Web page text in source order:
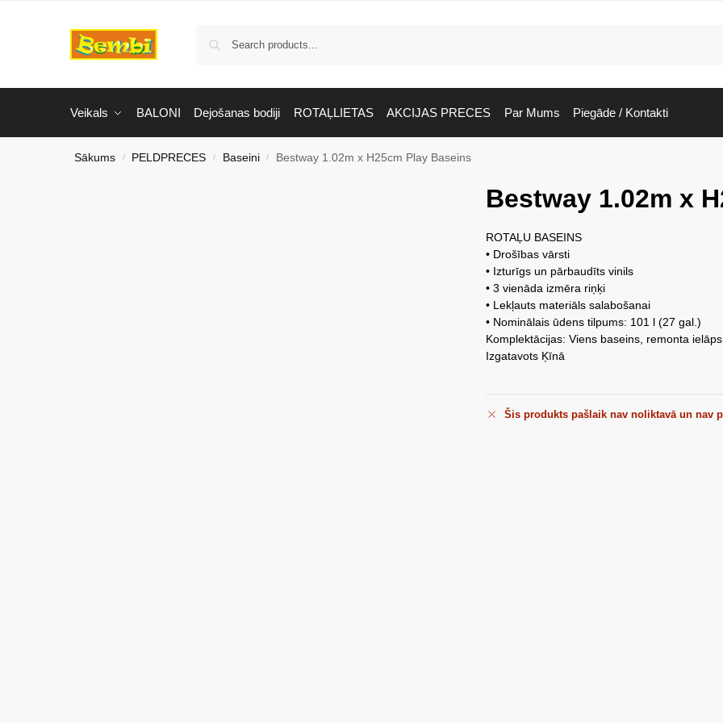
Veikals BALONI Dejošanas bodiji ROTAĻLIETAS AKCIJAS PRECES Par Mums Piegāde / Kontakti
Sākums / PELDPRECES / Baseini / Bestway 1.02m x H25cm Play Baseins
Bestway 1.02m x
ROTAĻU BASEINS
• Drošības vārsti
• Izturīgs un pārbaudīts vinils
• 3 vienāda izmēra riņķi
• Lekļauts materiāls salabošanai
• Nominālais ūdens tilpums: 101 l (27 gal.)
Komplektācijas: Viens baseins, remonta ielāps
Izgatavots Ķīnā
Šis produkts pašlaik nav noliktavā un nav